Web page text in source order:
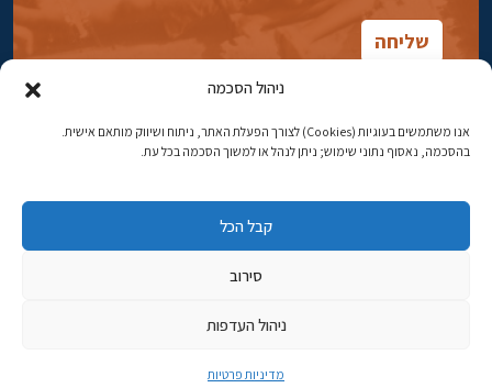
ניהול הסכמה
אנו משתמשים בעוגיות (Cookies) לצורך הפעלת האתר, ניתוח ושיווק מותאם אישית.
בהסכמה, נאסוף נתוני שימוש; ניתן לנהל או למשוך הסכמה בכל עת.
קבל הכל
סירוב
ניהול העדפות
מדיניות פרטיות
אבן גבירול 14, רחביה, ירושלים
טלפון:02-5398869
כתובת דוא"ל:najww2@ybz.org.il
© כל הזכויות שמורות ליד יצחק בן-צבי ירושלים